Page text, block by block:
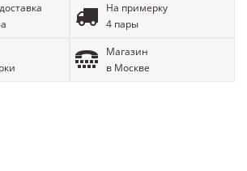
На примерку
4 пары
Магазин
в Москве